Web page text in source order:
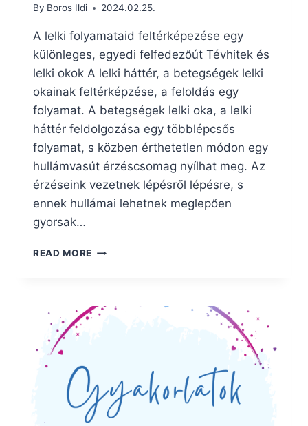
By Boros Ildi 2024.02.25.
A lelki folyamataid feltérképezése egy
különleges, egyedi felfedezőút Tévhitek és
lelki okok A lelki háttér, a betegségek lelki
okainak feltérképzése, a feloldás egy
folyamat. A betegségek lelki oka, a lelki
háttér feldolgozása egy többlépcsős
folyamat, s közben érthetetlen módon egy
hullámvasút érzéscsomag nyílhat meg. Az
érzéseink vezetnek lépésről lépésre, s
ennek hullámai lehetnek meglepően
gyorsak…
READ MORE A
EGY
KÜLÖNLEGES,